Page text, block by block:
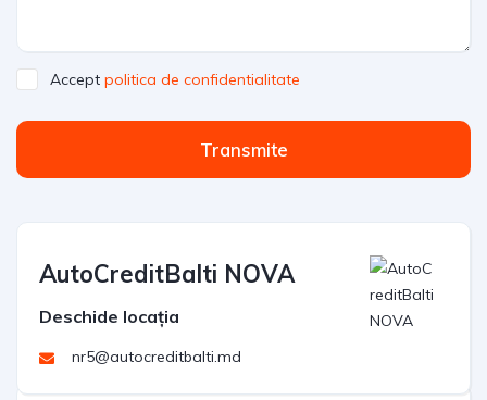
Accept politica de confidentialitate
Transmite
AutoCreditBalti NOVA
Deschide locația
nr5@autocreditbalti.md